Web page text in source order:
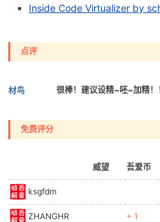
Inside Code Virtualizer by
点评
材鸟 很棒！建议设精~呸~加精！
免费评分
威望 吾爱币
ksgfdm
ZHANGHR + 1